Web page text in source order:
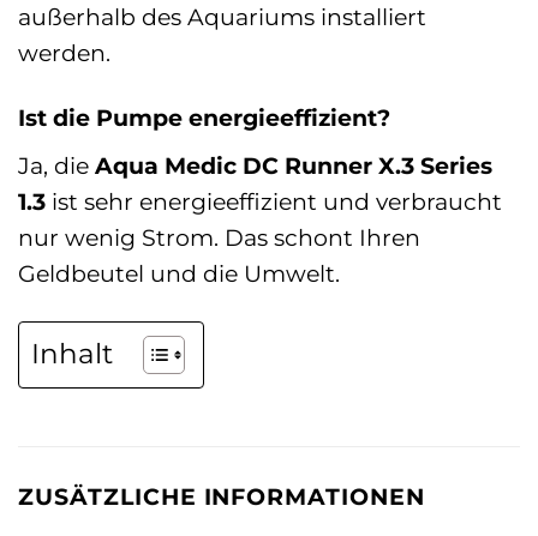
außerhalb des Aquariums installiert
werden.
Ist die Pumpe energieeffizient?
Ja, die Aqua Medic DC Runner X.3 Series
1.3 ist sehr energieeffizient und verbraucht
nur wenig Strom. Das schont Ihren
Geldbeutel und die Umwelt.
Inhalt
ZUSÄTZLICHE INFORMATIONEN